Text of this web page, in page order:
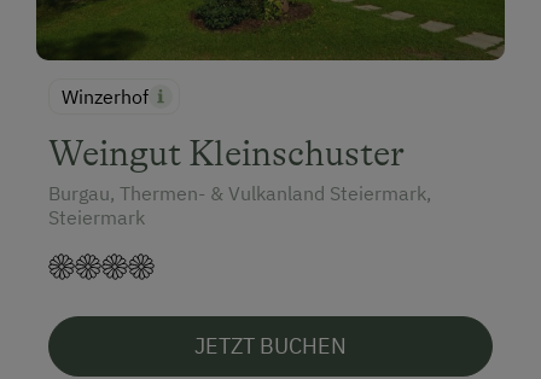
Winzerhof
Weingut Kleinschuster
Burgau, Thermen- & Vulkanland Steiermark,
Steiermark
JETZT BUCHEN